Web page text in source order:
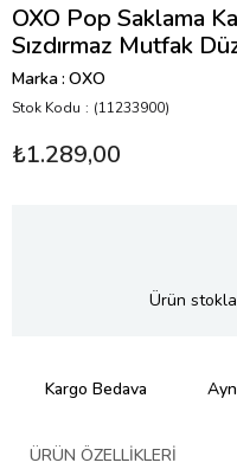
OXO Pop Saklama
Sızdırmaz Mutfak
Marka: OXO
Stok Kodu (11233900)
₺1.289,00
Ürün
Kargo Bedava
ÜRÜN ÖZELLIKLERI